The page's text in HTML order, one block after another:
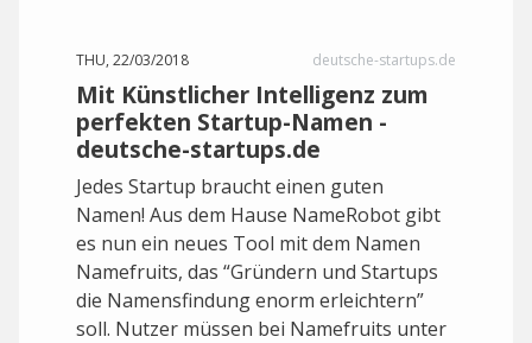
THU, 22/03/2018 deutsche-startups.de
Mit Künstlicher Intelligenz zum
perfekten Startup-Namen -
deutsche-startups.de
Jedes Startup braucht einen guten
Namen! Aus dem Hause NameRobot gibt
es nun ein neues Tool mit dem Namen
Namefruits, das “Gründern und Startups
die Namensfindung enorm erleichtern”
soll. Nutzer müssen bei Namefruits unter